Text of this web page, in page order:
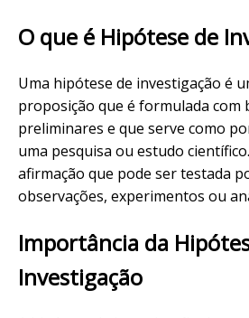
O que é Hipótese de
Uma hipótese de investigação é
proposição que é formulada com
preliminares e que serve como
uma pesquisa ou estudo
afirmação que pode ser testada
observações, experimentos ou
Importância da
Investigação